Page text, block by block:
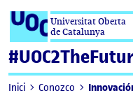
Saltar al contenidoUniversitat Oberta
de Catalunya
Inici Conozco Innovación en la